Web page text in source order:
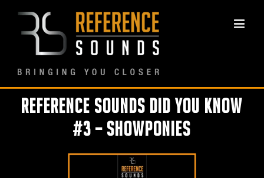
Reference Sounds Did You Know
#3 – Showponies